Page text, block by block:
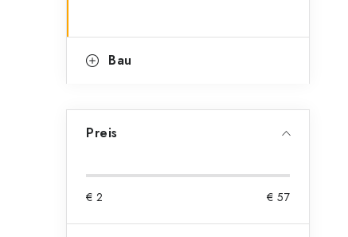
e
Bau
Preis
€ 2 € 57